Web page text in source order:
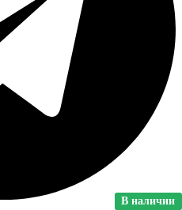
В наличии
В наличии